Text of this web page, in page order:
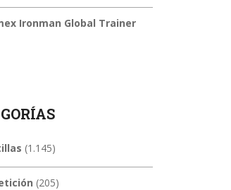
Ironman Global Trainer
(1.145)
(205)